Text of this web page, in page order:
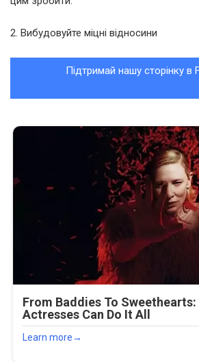
2. Вибудовуйте міцні відносини
Підтримай нашу сторінку в